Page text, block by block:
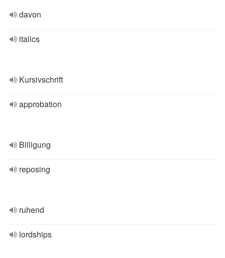
davon
italics
Kursivschrift
approbation
Billigung
reposing
ruhend
lordships